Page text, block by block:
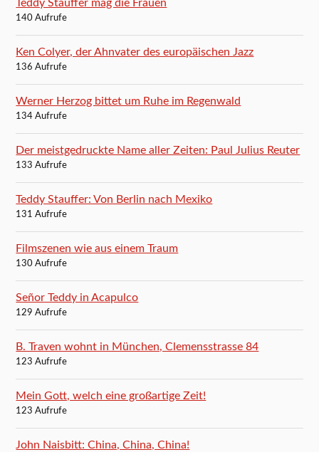
Teddy Stauffer mag die Frauen
140 Aufrufe
Ken Colyer, der Ahnvater des europäischen Jazz
136 Aufrufe
Werner Herzog bittet um Ruhe im Regenwald
134 Aufrufe
Der meistgedruckte Name aller Zeiten: Paul Julius Reuter
133 Aufrufe
Teddy Stauffer: Von Berlin nach Mexiko
131 Aufrufe
Filmszenen wie aus einem Traum
130 Aufrufe
Señor Teddy in Acapulco
129 Aufrufe
B. Traven wohnt in München, Clemensstrasse 84
123 Aufrufe
Mein Gott, welch eine großartige Zeit!
123 Aufrufe
John Naisbitt: China, China, China!